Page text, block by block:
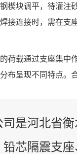
楔块调平，待灌注
接连接时，需在支
荷载通过支座集中
布呈现不同特点。
是河北省
芯隔震支